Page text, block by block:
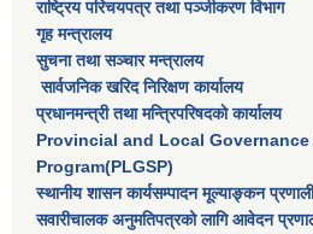
राष्‍ट्रिय परिचयपत्र तथा पञ्‍जीकरण विभाग
गृह मन्त्रालय
सुचना तथा सञ्चार मन्त्रालय
सार्वजनिक खरिद निरिक्षण कार्यालय
प्रधानमन्त्री तथा मन्त्रिपरिषदकाे कार्यालय
Provincial and Local
Program(PLGSP)
स्थानीय शासन कार्यसम्पादन मूल्याङ्कन
सवारीचालक अनुमतिपत्रको लागि आवेदन